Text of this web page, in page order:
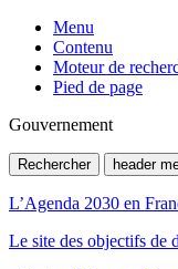
Menu
Contenu
Moteur de
Pied de page
Gouvernement
Rechercher header
L’Agenda 2030 en
Le site des objectifs de